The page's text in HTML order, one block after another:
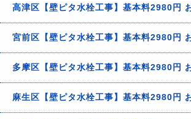
高津区【壁ピタ水栓工事】基本料2980円
宮前区【壁ピタ水栓工事】基本料2980円
多摩区【壁ピタ水栓工事】基本料2980円
麻生区【壁ピタ水栓工事】基本料2980円